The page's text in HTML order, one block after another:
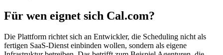
Für wen eignet sich Cal.com?
Die Plattform richtet sich an Entwickler, die Scheduling nicht als
fertigen SaaS-Dienst einbinden wollen, sondern als eigene